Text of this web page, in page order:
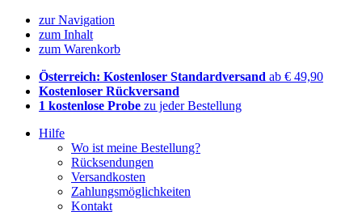
zur Navigation
zum Inhalt
zum Warenkorb
Österreich: Kostenloser Standardversand ab € 49,90
Kostenloser Rückversand
1 kostenlose Probe zu jeder Bestellung
Hilfe
Wo ist meine Bestellung?
Rücksendungen
Versandkosten
Zahlungsmöglichkeiten
Kontakt